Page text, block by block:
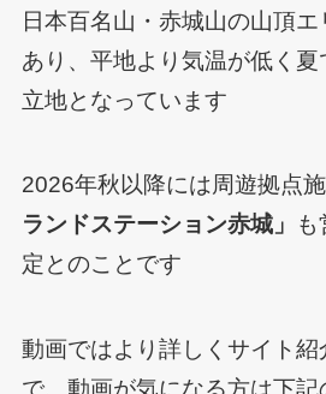
日本百名山・赤城山の山頂
あり、平地より気温が低く
立地となっています
2026年秋以降には周遊拠点
ランドステーション赤城」
定とのことです
動画ではより詳しくサイト紹
で、動画が気になる方は下記